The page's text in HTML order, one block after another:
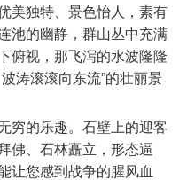
独特、景色怡人，素有
池的幽静，群山丛中充满
俯视，那飞泻的水波隆隆
涛滚滚向东流”的壮丽景
的乐趣。石壁上的迎客
佛、石林矗立，形态逼
让您感到战争的腥风血